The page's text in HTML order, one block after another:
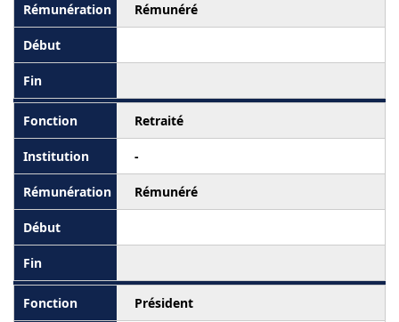
Rémunéré
Retraité
-
Rémunéré
Président